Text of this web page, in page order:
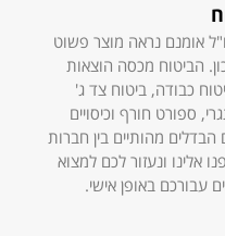
אומנם נראה מוצר פשוט
הביטוח מכסה הוצאות
כבודה, ביטוח צד ג'
ספורט חורף וכיסויים
הבדלים מהותיים בין חברות
אלינו ונעזור לכם למצוא
עבורכם באופן אישי.